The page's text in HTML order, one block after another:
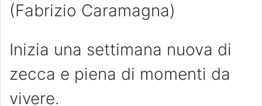
(Fabrizio Caramagna)
Inizia una settimana nuova di
zecca e piena di momenti da
vivere.